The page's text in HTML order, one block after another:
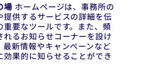
場 ホームページは、事務所の
提供するサービスの詳細を伝
重要なツールです。また、頻
れるお知らせコーナーを設け
最新情報やキャンペーンなど
効果的に知らせることができ